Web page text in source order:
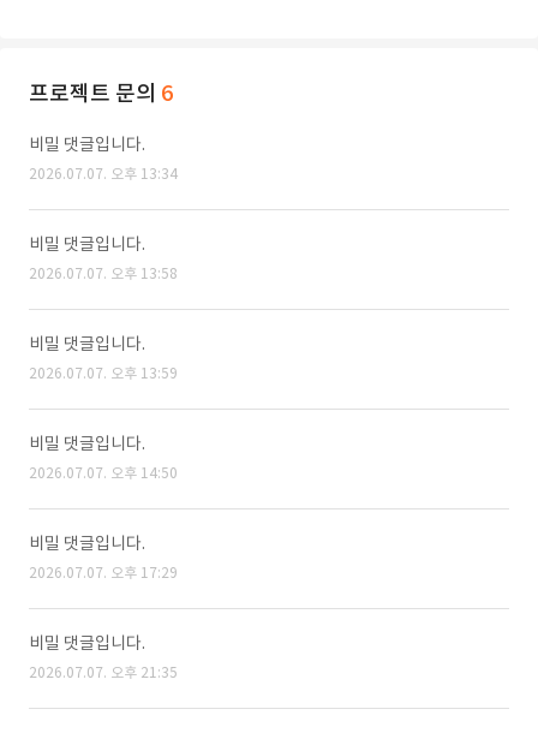
프로젝트 문의 6
비밀 댓글입니다.
2026.07.07. 오후 13:34
비밀 댓글입니다.
2026.07.07. 오후 13:58
비밀 댓글입니다.
2026.07.07. 오후 13:59
비밀 댓글입니다.
2026.07.07. 오후 14:50
비밀 댓글입니다.
2026.07.07. 오후 17:29
비밀 댓글입니다.
2026.07.07. 오후 21:35